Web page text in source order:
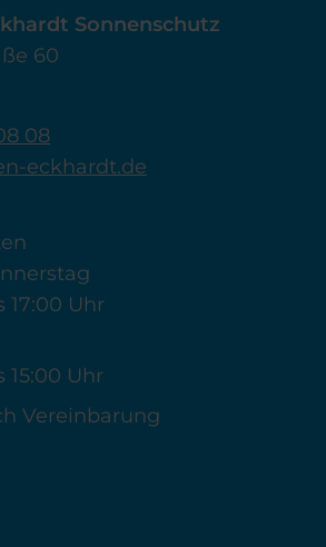
Sonnenschutz
60
08
eckhardt.de
17:00 Uhr
15:00 Uhr
Vereinbarung